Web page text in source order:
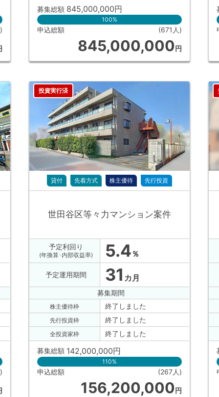
募集総額 845,000,000円
100%
申込総額 (671人)
845,000,000円
投資実行済
貸付 先着方式 株主優待 先行投資
世田谷区等々力マンション案件
予定利回り
(年換算･内部収益率) 5.4 ％
予定運用期間 31 カ月
募集期間
株主優待枠
先行投資枠
全投資家枠
終了しました
終了しました
終了しました
募集総額 142,000,000円
110%
申込総額 (267人)
156,200,000円